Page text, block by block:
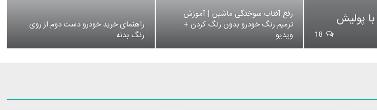
رفع آفتاب سوختگی ماشین | آموزش
ترمیم رنگ خودرو بدون رنگ کردن +
ویدیو
راهنمای خرید خودرو دست دوم از روی
رنگ بدنه